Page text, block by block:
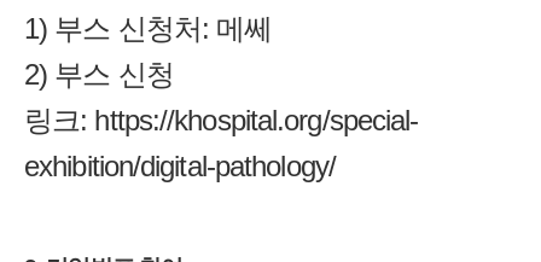
1) 부스 신청처: 메쎄
2) 부스 신청
링크: https://khospital.org/special-
exhibition/digital-pathology/